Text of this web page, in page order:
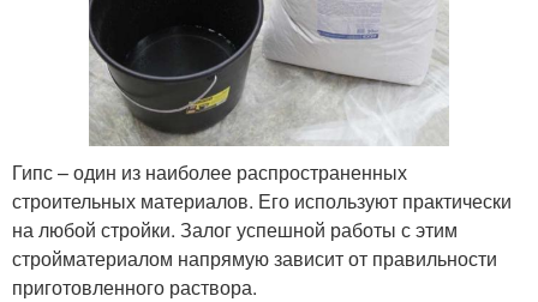
Гипс – один из наиболее распространенных
строительных материалов. Его используют практически
на любой стройки. Залог успешной работы с этим
стройматериалом напрямую зависит от правильности
приготовленного раствора.